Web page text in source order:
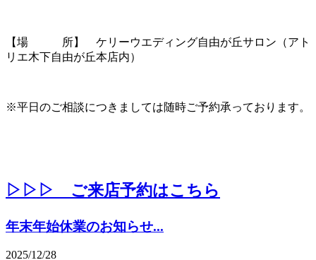
【場 所】 ケリーウエディング自由が丘サロン（アト
リエ木下自由が丘本店内）
※平日のご相談につきましては随時ご予約承っております。
▷▷▷ ご来店予約はこちら
年末年始休業のお知らせ...
2025/12/28